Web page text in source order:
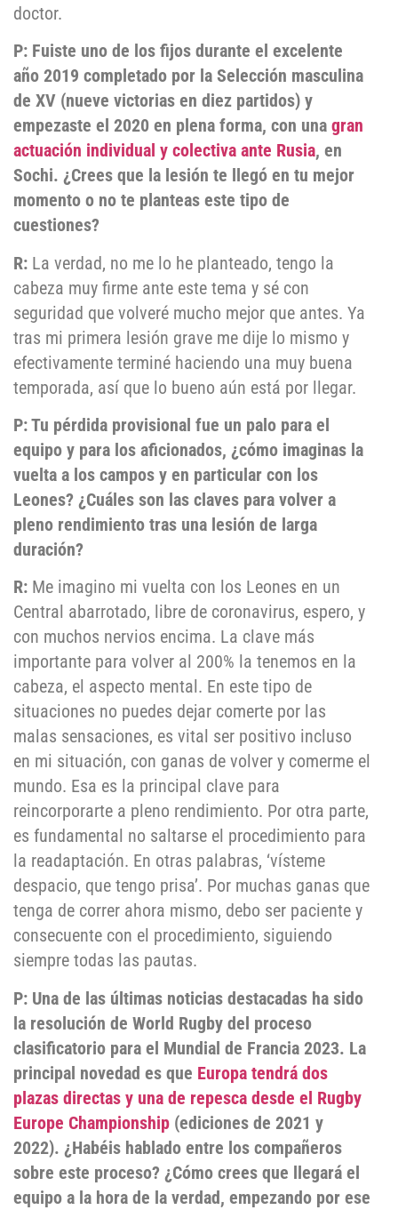
doctor.
P: Fuiste uno de los fijos durante el excelente
año 2019 completado por la Selección masculina
de XV (nueve victorias en diez partidos) y
empezaste el 2020 en plena forma, con una gran
actuación individual y colectiva ante Rusia, en
Sochi. ¿Crees que la lesión te llegó en tu mejor
momento o no te planteas este tipo de
cuestiones?
R: La verdad, no me lo he planteado, tengo la
cabeza muy firme ante este tema y sé con
seguridad que volveré mucho mejor que antes. Ya
tras mi primera lesión grave me dije lo mismo y
efectivamente terminé haciendo una muy buena
temporada, así que lo bueno aún está por llegar.
P: Tu pérdida provisional fue un palo para el
equipo y para los aficionados, ¿cómo imaginas la
vuelta a los campos y en particular con los
Leones? ¿Cuáles son las claves para volver a
pleno rendimiento tras una lesión de larga
duración?
R: Me imagino mi vuelta con los Leones en un
Central abarrotado, libre de coronavirus, espero, y
con muchos nervios encima. La clave más
importante para volver al 200% la tenemos en la
cabeza, el aspecto mental. En este tipo de
situaciones no puedes dejar comerte por las
malas sensaciones, es vital ser positivo incluso
en mi situación, con ganas de volver y comerme el
mundo. Esa es la principal clave para
reincorporarte a pleno rendimiento. Por otra parte,
es fundamental no saltarse el procedimiento para
la readaptación. En otras palabras, ‘vísteme
despacio, que tengo prisa’. Por muchas ganas que
tenga de correr ahora mismo, debo ser paciente y
consecuente con el procedimiento, siguiendo
siempre todas las pautas.
P: Una de las últimas noticias destacadas ha sido
la resolución de World Rugby del proceso
clasificatorio para el Mundial de Francia 2023. La
principal novedad es que Europa tendrá dos
plazas directas y una de repesca desde el Rugby
Europe Championship (ediciones de 2021 y
2022). ¿Habéis hablado entre los compañeros
sobre este proceso? ¿Cómo crees que llegará el
equipo a la hora de la verdad, empezando por ese